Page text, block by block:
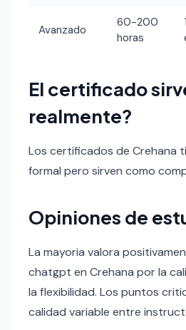
Avanzado
60-200
horas
El certificado
realmente?
Los certificados de Crehana
formal pero sirven como
Opiniones de
La mayoria valora
chatgpt en Crehana por la
la flexibilidad. Los puntos
calidad variable entre